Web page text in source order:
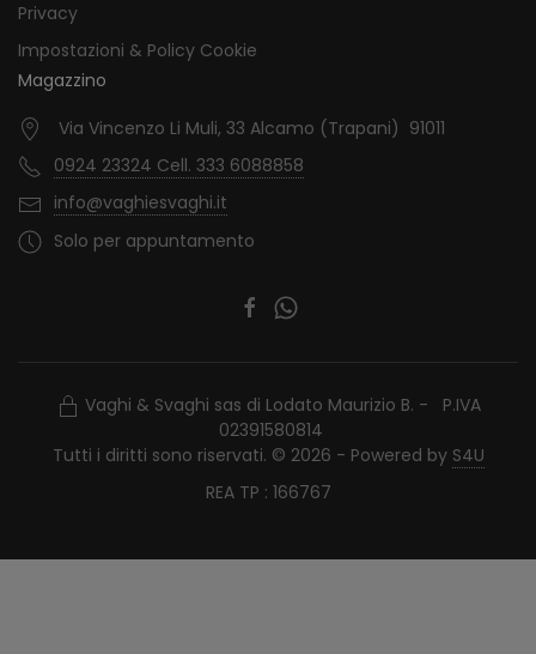
Privacy
Impostazioni & Policy Cookie
Magazzino
Via Vincenzo Li Muli, 33 Alcamo (Trapani) 91011
0924 23324 Cell. 333 6088858
info@vaghiesvaghi.it
Solo per appuntamento
Vaghi & Svaghi sas di Lodato Maurizio B. - P.IVA
02391580814
Tutti i diritti sono riservati. © 2026 - Powered by S4U
REA TP : 166767